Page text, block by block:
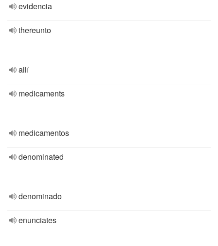
evidencia
thereunto
allí
medicaments
medicamentos
denominated
denominado
enunciates